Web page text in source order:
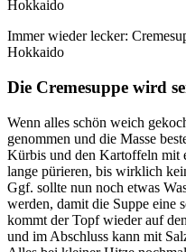
Immer wieder lecker:
Hokkaido
Die Cremesuppe wird
Wenn alles schön weich
genommen und die Masse
Kürbis und den Kartoffeln mit
lange pürieren, bis wirklich
Ggf. sollte nun noch etwas
werden, damit die Suppe eine
kommt der Topf wieder auf
und im Abschluss kann mit